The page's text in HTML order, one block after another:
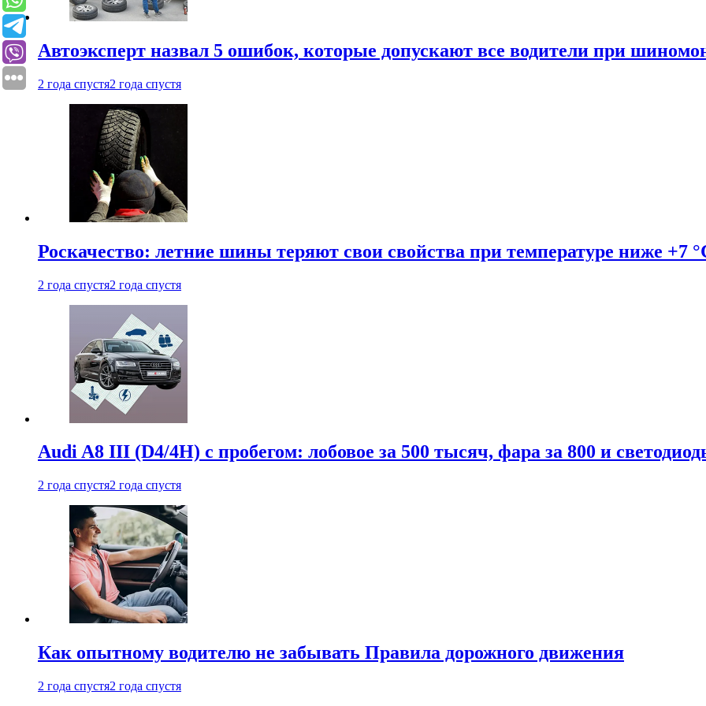
Автоэксперт назвал 5 ошибок, которые допускают все водители при
2 года спустя2 года спустя
Роскачество: летние шины теряют свои свойства при температуре ниже +7
2 года спустя2 года спустя
Audi A8 III (D4/4H) c пробегом: лобовое за 500 тысяч, фара за 800 и
2 года спустя2 года спустя
Как опытному водителю не забывать Правила дорожного движения
2 года спустя2 года спустя